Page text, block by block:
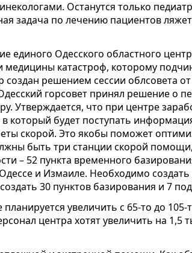
Останутся только
задача по лечению пациентов ляжет
единого Одесского областного
катастроф, которому
решением сессии облсовета от
горсовет принял решение о
Утверждается, что при центре
который будет поступать
скорой. Это якобы поможет
быть три станции скорой помощи,
– 52 пункта временного
и Измаиле. Необходимо
30 пунктов базирования и 7
увеличить с 65-то до 105-
центра хотят увеличить на 1,5